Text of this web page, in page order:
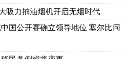
吸力抽油烟机开启无烟时代
国公开赛确立领导地位 塞尔比问